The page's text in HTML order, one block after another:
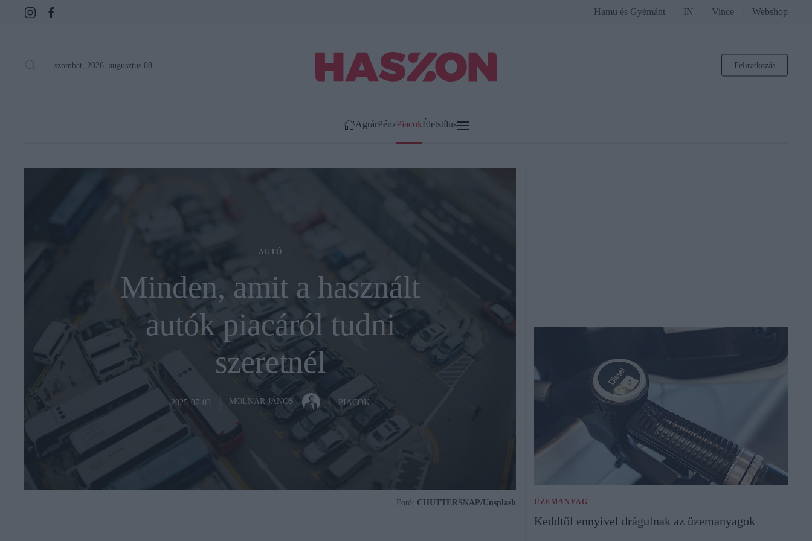
Hamu és Gyémánt IN Vince Webshop
szombat, 2026. augusztus 08. Feliratkozás
AgrárPénzPiacokÉletstílus
AUTÓ
Minden, amit a használt
autók piacáról tudni
szeretnél
2025-07-03 MOLNÁR JÁNOS PIACOK
Fotó: CHUTTERSNAP/Unsplash ÜZEMANYAG
Keddtől ennyivel drágulnak az üzemanyagok